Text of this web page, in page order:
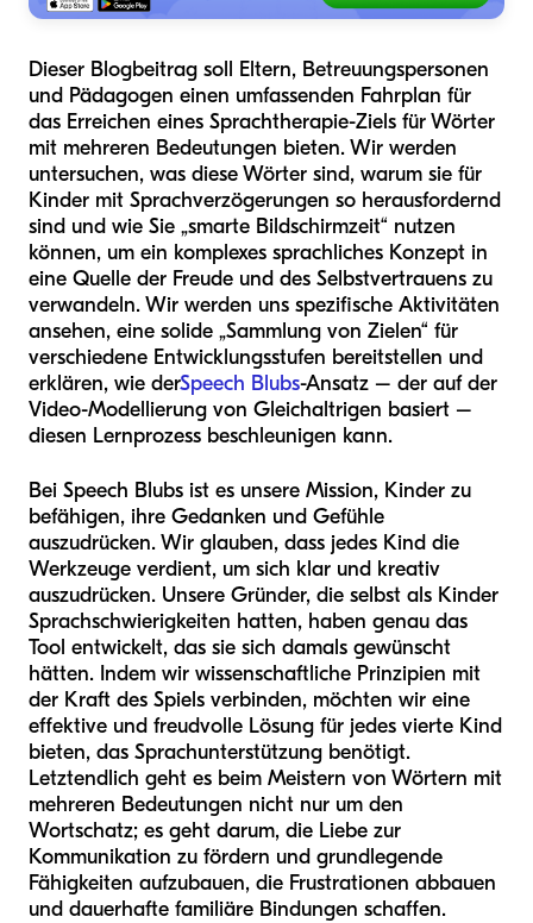
Dieser Blogbeitrag soll Eltern, Betreuungspersonen
und Pädagogen einen umfassenden Fahrplan für
das Erreichen eines Sprachtherapie-Ziels für Wörter
mit mehreren Bedeutungen bieten. Wir werden
untersuchen, was diese Wörter sind, warum sie für
Kinder mit Sprachverzögerungen so herausfordernd
sind und wie Sie „smarte Bildschirmzeit“ nutzen
können, um ein komplexes sprachliches Konzept in
eine Quelle der Freude und des Selbstvertrauens zu
verwandeln. Wir werden uns spezifische Aktivitäten
ansehen, eine solide „Sammlung von Zielen“ für
verschiedene Entwicklungsstufen bereitstellen und
erklären, wie derSpeech Blubs-Ansatz – der auf der
Video-Modellierung von Gleichaltrigen basiert –
diesen Lernprozess beschleunigen kann.
Bei Speech Blubs ist es unsere Mission, Kinder zu
befähigen, ihre Gedanken und Gefühle
auszudrücken. Wir glauben, dass jedes Kind die
Werkzeuge verdient, um sich klar und kreativ
auszudrücken. Unsere Gründer, die selbst als Kinder
Sprachschwierigkeiten hatten, haben genau das
Tool entwickelt, das sie sich damals gewünscht
hätten. Indem wir wissenschaftliche Prinzipien mit
der Kraft des Spiels verbinden, möchten wir eine
effektive und freudvolle Lösung für jedes vierte Kind
bieten, das Sprachunterstützung benötigt.
Letztendlich geht es beim Meistern von Wörtern mit
mehreren Bedeutungen nicht nur um den
Wortschatz; es geht darum, die Liebe zur
Kommunikation zu fördern und grundlegende
Fähigkeiten aufzubauen, die Frustrationen abbauen
und dauerhafte familiäre Bindungen schaffen.